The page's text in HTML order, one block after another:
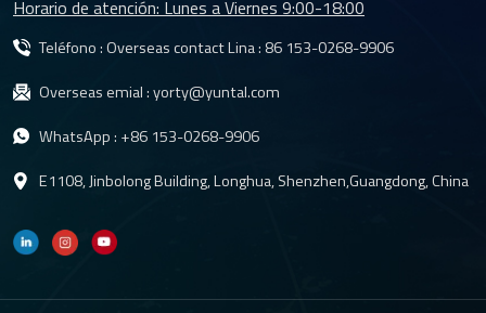
Horario de atención: Lunes a Viernes 9:00-18:00
Teléfono : Overseas contact Lina : 86 153-0268-9906
Overseas emial :yorty@yuntal.com
WhatsApp : +86 153-0268-9906
E1108, Jinbolong Building, Longhua, Shenzhen,Guangdong, China